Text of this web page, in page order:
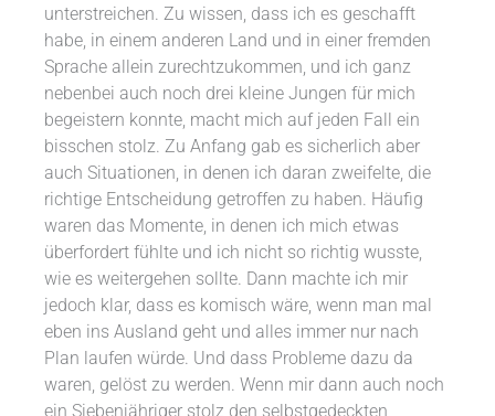
unterstreichen. Zu wissen, dass ich es geschafft
habe, in einem anderen Land und in einer fremden
Sprache allein zurechtzukommen, und ich ganz
nebenbei auch noch drei kleine Jungen für mich
begeistern konnte, macht mich auf jeden Fall ein
bisschen stolz. Zu Anfang gab es sicherlich aber
auch Situationen, in denen ich daran zweifelte, die
richtige Entscheidung getroffen zu haben. Häufig
waren das Momente, in denen ich mich etwas
überfordert fühlte und ich nicht so richtig wusste,
wie es weitergehen sollte. Dann machte ich mir
jedoch klar, dass es komisch wäre, wenn man mal
eben ins Ausland geht und alles immer nur nach
Plan laufen würde. Und dass Probleme dazu da
waren, gelöst zu werden. Wenn mir dann auch noch
ein Siebenjähriger stolz den selbstgedeckten